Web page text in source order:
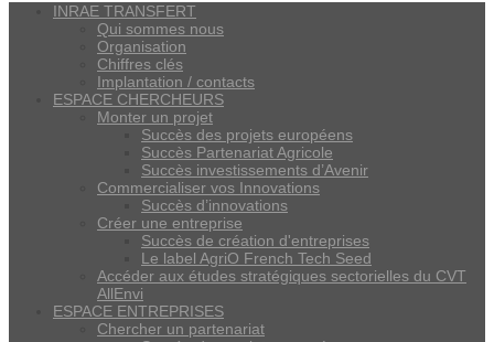
INRAE TRANSFERT
Qui sommes nous
Organisation
Chiffres clés
Implantation / contacts
ESPACE CHERCHEURS
Monter un projet
Succès des projets européens
Succès Partenariat Agricole
Succès investissements d’Avenir
Commercialiser vos Innovations
Succès d’innovations
Créer une entreprise
Succès de création d'entreprises
Le label AgriO French Tech Seed
Accéder aux études stratégiques sectorielles du CVT
AllEnvi
ESPACE ENTREPRISES
Chercher un partenariat